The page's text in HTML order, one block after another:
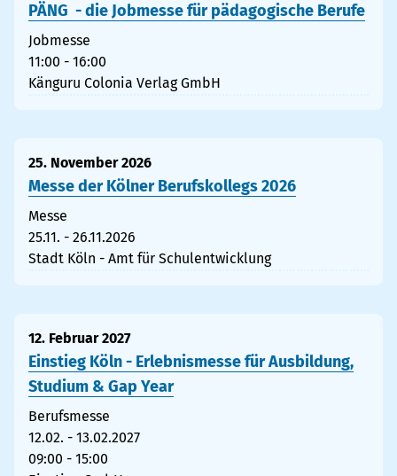
PÄNG - die Jobmesse für pädagogische Berufe
Jobmesse
11:00 - 16:00
Känguru Colonia Verlag GmbH
25. November 2026
Messe der Kölner Berufskollegs 2026
Messe
25.11. - 26.11.2026
Stadt Köln - Amt für Schulentwicklung
12. Februar 2027
Einstieg Köln - Erlebnismesse für Ausbildung,
Studium & Gap Year
Berufsmesse
12.02. - 13.02.2027
09:00 - 15:00